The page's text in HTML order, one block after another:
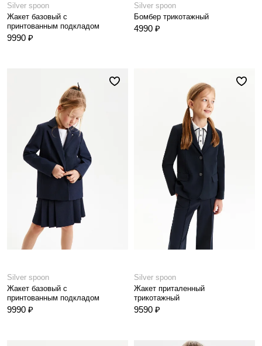
Silver spoon
Жакет базовый с
принтованным подкладом
9990 ₽
Silver spoon
Бомбер трикотажный
4990 ₽
Silver spoon
Жакет базовый с
принтованным подкладом
9990 ₽
Silver spoon
Жакет приталенный
трикотажный
9590 ₽